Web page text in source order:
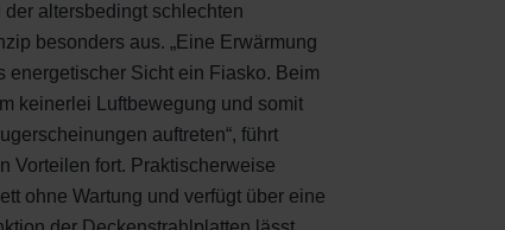
altersbedingt schlechten
besonders aus. „Eine Erwärmung
energetischer Sicht ein Fiasko. Beim
keinerlei Luftbewegung und somit
auftreten“, führt
Vorteilen fort. Praktischerweise
ohne Wartung und verfügt über eine